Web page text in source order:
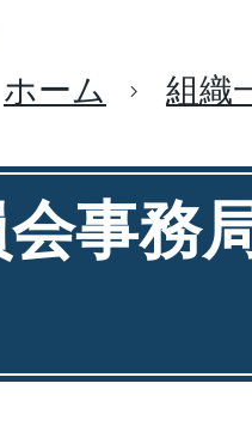
ホーム 組織
事務